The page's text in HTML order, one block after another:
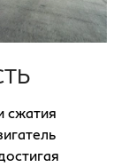
сжатия